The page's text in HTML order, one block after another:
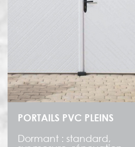
PORTAILS PVC PLEINS
Dormant : standard,